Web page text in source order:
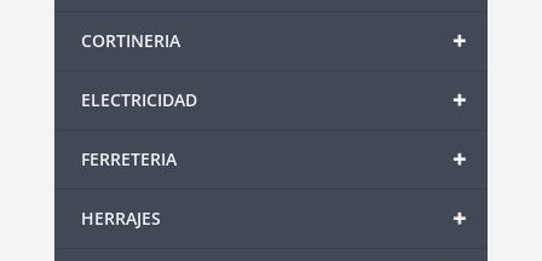
+
CORTINERIA
+
ELECTRICIDAD
+
FERRETERIA
+
HERRAJES